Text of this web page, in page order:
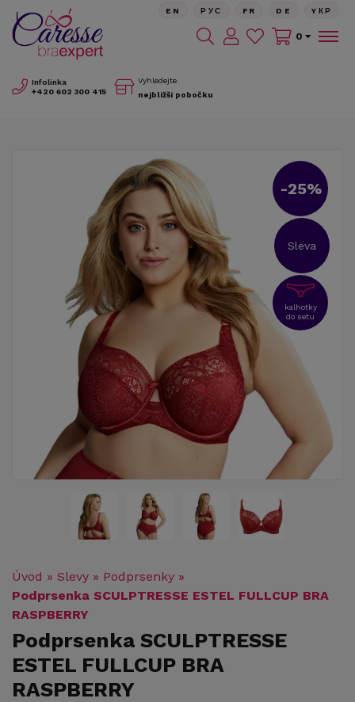
Infolinka
+420 602 300 415
Vyhledejte
nejbližší pobočku
EN РУС FR DE YКР
0
-25%
Sleva
kalhotky
do setu
Úvod » Slevy » Podprsenky »
Podprsenka SCULPTRESSE ESTEL FULLCUP BRA
RASPBERRY
Podprsenka SCULPTRESSE
ESTEL FULLCUP BRA
RASPBERRY